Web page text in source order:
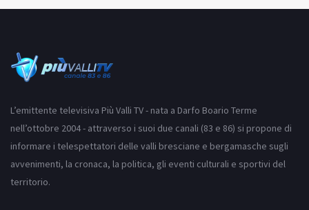
L’emittente televisiva Più Valli TV - nata a Darfo Boario Terme
nell’ottobre 2004 - attraverso i suoi due canali (83 e 86) si propone di
informare i telespettatori delle valli bresciane e bergamasche sugli
avvenimenti, la cronaca, la politica, gli eventi culturali e sportivi del
territorio.